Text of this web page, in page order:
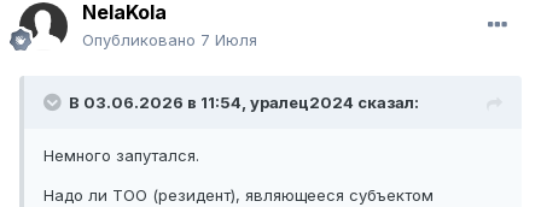
NelaKola
Опубликовано 7 Июля
В 03.06.2026 в 11:54, уралец2024 сказал:
Немного запутался.
Надо ли ТОО (резидент), являющееся субъектом